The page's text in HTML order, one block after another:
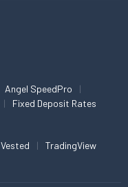
Angel SpeedPro
Fixed Deposit Rates
Vested TradingView